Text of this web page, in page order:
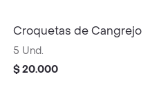
Croquetas de Cangrejo
5 Und.
$ 20.000